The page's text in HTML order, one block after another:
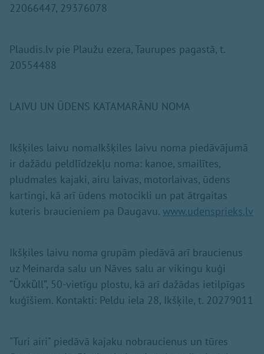
22066447, 29376078
Plaudis.lv pie Plaužu ezera, Taurupes pagastā, t.
20554488
LAIVU UN ŪDENS KATAMARĀNU NOMA
Ikšķiles laivu nomaIkšķiles laivu noma piedāvājumā
ir dažādu peldlīdzekļu noma: kanoe, smailītes,
pludmales kajaki, airu laivas, motorlaivas, ūdens
kartingi, kā arī ūdens motocikli un pat ātrgaitas
kuteris braucieniem pa Daugavu. www.udensprieks.lv
Ikšķiles laivu noma grupām piedāvā arī braucienus
uz Meinarda salu un Nāves salu ar vikingu kuģi
“Ȕxkȕll”, 50-vietīgu plostu, kā arī dažādas ietilpīgas
kuģīšiem. Kontakti: Peldu iela 28, Ikšķile, t. 20279011
"Turi airi" piedāvā kajaku nobraucienus un tūres